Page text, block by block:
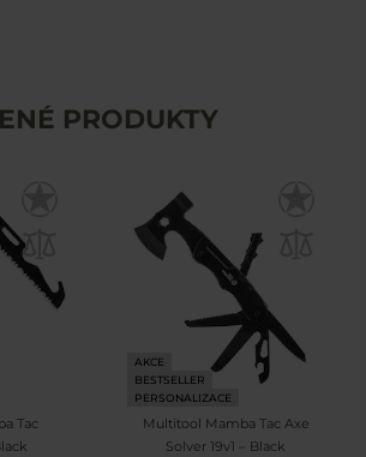
PRODUKTY
Tac
AKCE
BESTSELLER
PERSONALIZACE
Multitool Mamba Tac Axe
Solver 19v1 – Black